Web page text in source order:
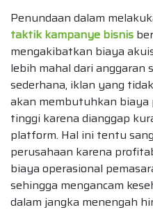
Penundaan dalam
taktik kampanye bisnis
mengakibatkan biaya
lebih mahal dari anggaran
sederhana, iklan yang
akan membutuhkan
tinggi karena dianggap
platform. Hal ini tentu
perusahaan karena
biaya operasional
sehingga mengancam
dalam jangka menengah